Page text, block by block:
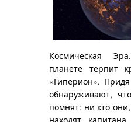
Космическая
планете терпит
«Гиперион».
обнаруживают,
помнят: ни кто
находят капитана